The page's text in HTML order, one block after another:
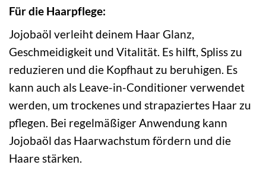
Für die Haarpflege:
Jojobaöl verleiht deinem Haar Glanz,
Geschmeidigkeit und Vitalität. Es hilft, Spliss zu
reduzieren und die Kopfhaut zu beruhigen. Es
kann auch als Leave-in-Conditioner verwendet
werden, um trockenes und strapaziertes Haar zu
pflegen. Bei regelmäßiger Anwendung kann
Jojobaöl das Haarwachstum fördern und die
Haare stärken.